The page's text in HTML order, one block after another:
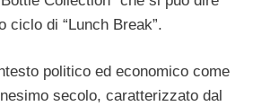
ciclo di “Lunch Break”.
politico ed economico come
secolo, caratterizzato dal